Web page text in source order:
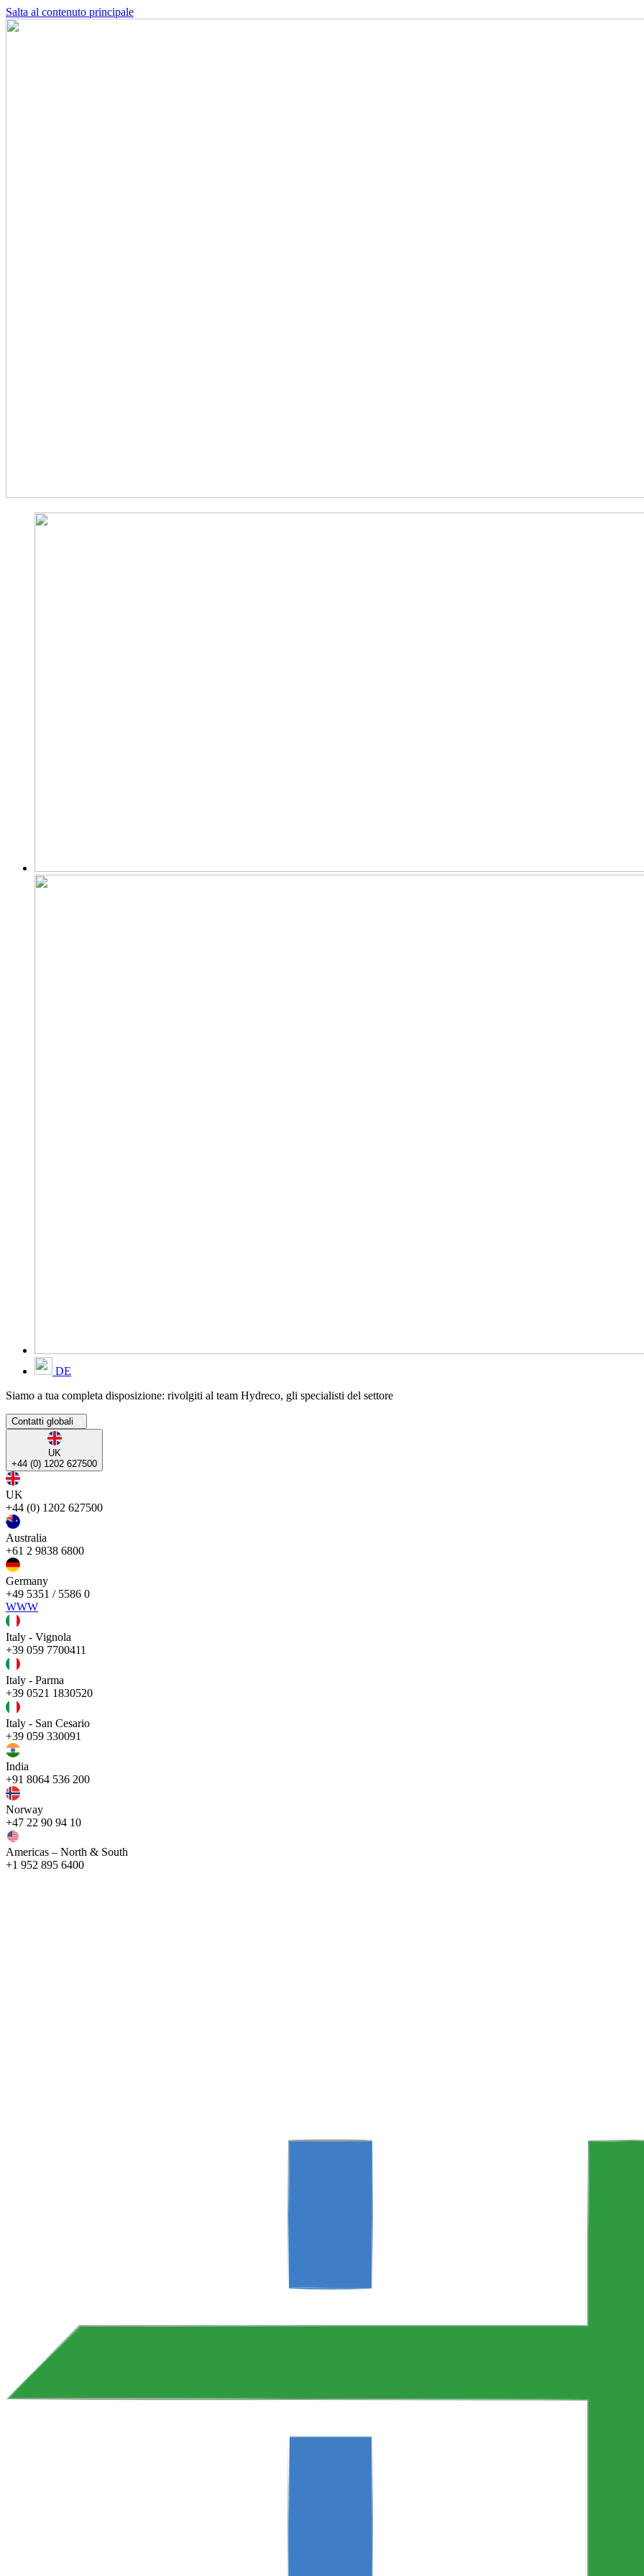
Salta al contenuto principale
DE
Siamo a tua completa disposizione: rivolgiti al team Hydreco, gli specialisti del settore
Contatti globali
UK
+44 (0) 1202 627500
UK
+44 (0) 1202 627500
Australia
+61 2 9838 6800
Germany
+49 5351 / 5586 0
WWW
Italy - Vignola
+39 059 7700411
Italy - Parma
+39 0521 1830520
Italy - San Cesario
+39 059 330091
India
+91 8064 536 200
Norway
+47 22 90 94 10
Americas – North & South
+1 952 895 6400